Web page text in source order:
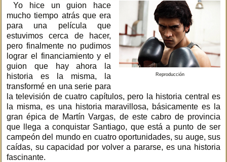
Reproducción
Yo hice un guion hace
mucho tiempo atrás que era
para una película que
estuvimos cerca de hacer,
pero finalmente no pudimos
lograr el financiamiento y el
guion que hay ahora la
historia es la misma, la
transformé en una serie para
la televisión de cuatro capítulos, pero la historia central es
la misma, es una historia maravillosa, básicamente es la
gran épica de Martín Vargas, de este cabro de provincia
que llega a conquistar Santiago, que está a punto de ser
campeón del mundo en cuatro oportunidades, su auge, sus
caídas, su capacidad por volver a pararse, es una historia
fascinante.